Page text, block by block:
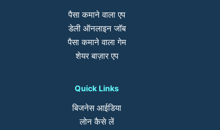
पैसा कमाने वाला एप
डेली ऑनलाइन जॉब
पैसा कमाने वाला गेम
शेयर बाज़ार एप
Quick Links
बिजनेस आईडिया
लोन कैसे लें